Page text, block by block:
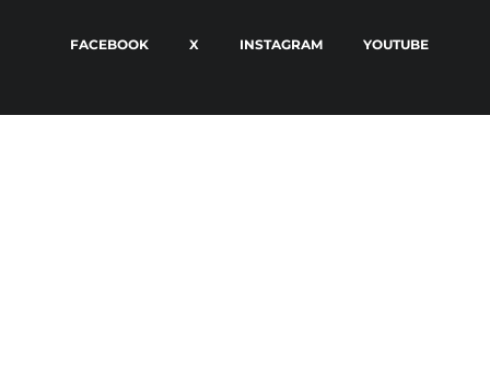
FACEBOOK X INSTAGRAM YOUTUBE